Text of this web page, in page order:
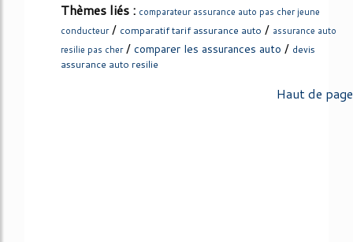
Thèmes liés : comparateur assurance auto pas cher jeune
conducteur/ comparatif tarif assurance auto / assurance auto
resilie pas cher/ comparer les assurances auto / devis
assurance auto resilie
Haut de page